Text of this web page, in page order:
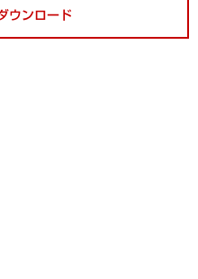
ウンロード